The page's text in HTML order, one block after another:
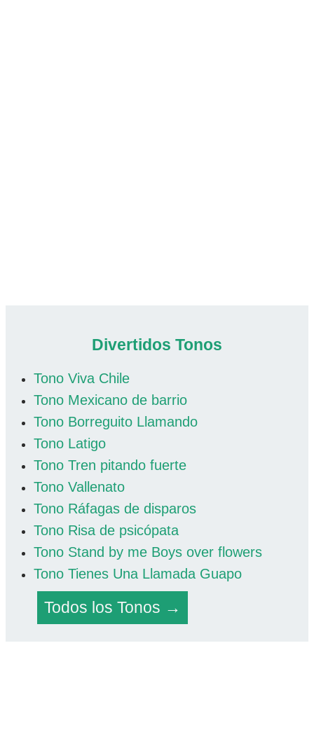
Divertidos Tonos
Tono Viva Chile
Tono Mexicano de barrio
Tono Borreguito Llamando
Tono Latigo
Tono Tren pitando fuerte
Tono Vallenato
Tono Ráfagas de disparos
Tono Risa de psicópata
Tono Stand by me Boys over flowers
Tono Tienes Una Llamada Guapo
Todos los Tonos →